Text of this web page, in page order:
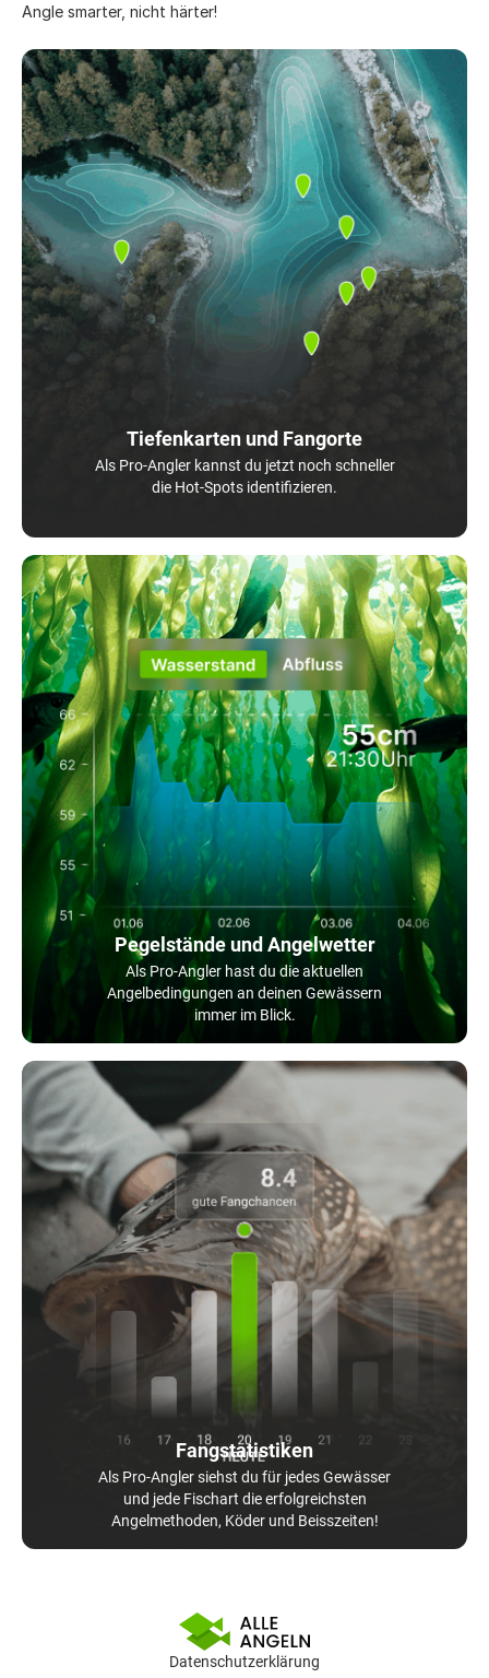
Angle smarter, nicht härter!
Tiefenkarten und Fangorte
Als Pro-Angler kannst du jetzt noch schneller
die Hot-Spots identifizieren.
Pegelstände und Angelwetter
Als Pro-Angler hast du die aktuellen
Angelbedingungen an deinen Gewässern
immer im Blick.
Fangstatistiken
Als Pro-Angler siehst du für jedes Gewässer
und jede Fischart die erfolgreichsten
Angelmethoden, Köder und Beisszeiten!
Datenschutzerklärung